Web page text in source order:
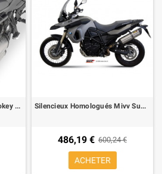
Support pour top case monokey Kappa Givi pour BMW R 1300 GS 2024- Silencieux Homologués Mivv Suono Inox BMW F 650 08-, F 800 R/GS
486,19 € 600,24 €
ACHETER